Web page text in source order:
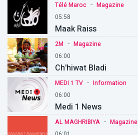
Télé Maroc - Magazine
05:58
Maak Raiss
2M - Magazine
06:00
Ch'hiwat Bladi
MEDI 1 TV - Information
06:00
Medi 1 News
AL MAGHRIBIYA - Magazine